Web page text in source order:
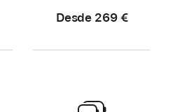
Desde 269 €